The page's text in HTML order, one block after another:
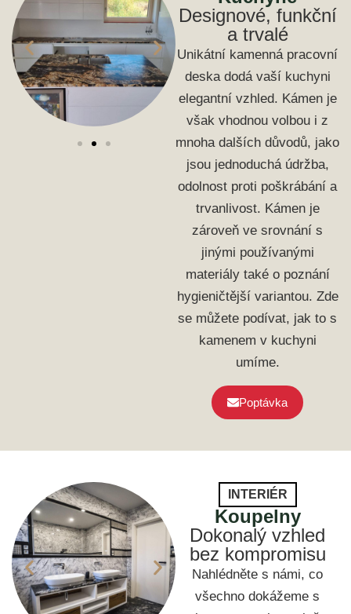
Designové, funkční
a trvalé
Unikátní kamenná pracovní
deska dodá vaší kuchyni
elegantní vzhled. Kámen je
však vhodnou volbou i z
mnoha dalších důvodů, jako
jsou jednoduchá údržba,
odolnost proti poškrábání a
trvanlivost. Kámen je
zároveň ve srovnání s
jinými používanými
materiály také o poznání
hygieničtější variantou. Zde
se můžete podívat, jak to s
kamenem v kuchyni
umíme.
Poptávka
INTERIÉR
Koupelny
Dokonalý vzhled
bez kompromisu
Nahlédněte s námi, co
všechno dokážeme s